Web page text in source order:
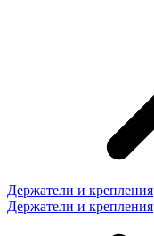
Держатели и крепления
Держатели и крепления